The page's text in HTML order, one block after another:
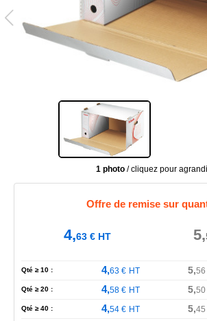
1 photo / cliquez pour
Offre de remise sur
4,63€HT 5,
Qté ≥ 10 : 4,63€ HT 5,56
Qté ≥ 20 : 4,58€ HT 5,50
Qté ≥ 40 : 4,54€ HT 5,45